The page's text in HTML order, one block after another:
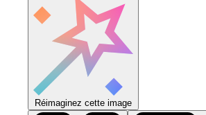
Réimaginez cette image